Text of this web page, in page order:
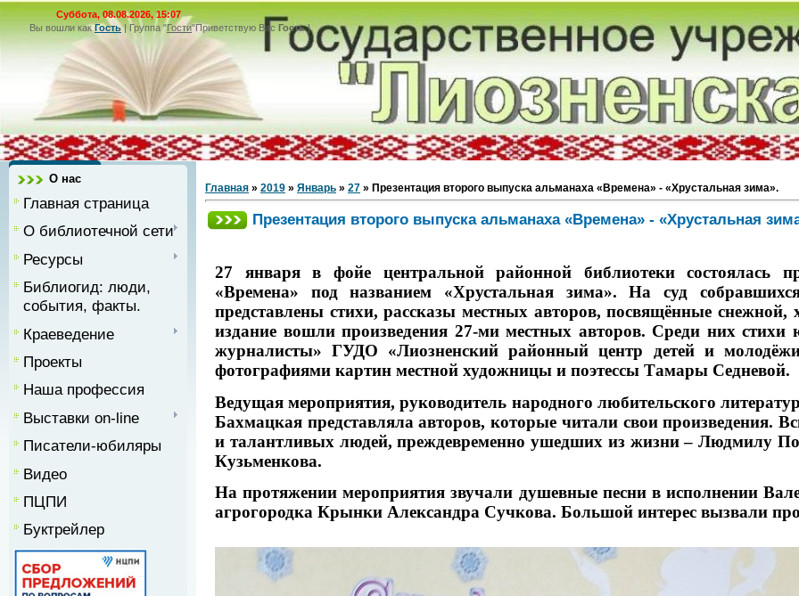
Суббота, 08.08.2026, 15:07
Вы вошли как Гость|Группа"Гости"Приветствую Вас Гость|
О нас
Главная страница
О библиотечной сети
Ресурсы
Библиогид: люди,
события, факты.
Краеведение
Проекты
Наша профессия
Выставки on-line
Писатели-юбиляры
Видео
ПЦПИ
Буктрейлер
Главная » 2019 » Январь » 27 » Презентация второго выпуска альманаха «Времена» - «Хрустальная зима».
Презентация второго выпуска альманаха «Времена» - «Хрустальная
27 января в фойе центральной районной библиотеки состоялась
«Времена» под названием «Хрустальная зима». На суд
представлены стихи, рассказы местных авторов, посвящённые
издание вошли произведения 27-ми местных авторов. Среди них
журналисты» ГУДО «Лиозненский районный центр детей и
фотографиями картин местной художницы и поэтессы Тамары Седневой.
Ведущая мероприятия, руководитель народного любительского
Бахмацкая представляла авторов, которые читали свои произведения.
и талантливых людей, преждевременно ушедших из жизни – Людмилу
Кузьменкова.
На протяжении мероприятия звучали душевные песни в исполнении
агрогородка Крынки Александра Сучкова. Большой интерес вызвали